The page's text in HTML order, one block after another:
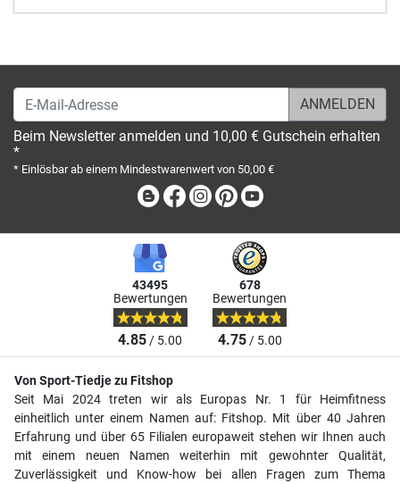
E-Mail-Adresse
Beim Newsletter anmelden und 10,00 € Gutschein erhalten
*
* Einlösbar ab einem Mindestwarenwert von 50,00 €
BlogFacebook
Instagram
Pinterest
43495
Bewertungen
4.85/ 5.00
678
Bewertungen
4.75/ 5.00
Von Sport-Tiedje zu Fitshop
Seit Mai 2024 treten wir als Europas Nr. 1 für Heimfitness
einheitlich unter einem Namen auf: Fitshop. Mit über 40 Jahren
Erfahrung und über 65 Filialen europaweit stehen wir Ihnen auch
mit einem neuen Namen weiterhin mit gewohnter Qualität,
Zuverlässigkeit und Know-how bei allen Fragen zum Thema